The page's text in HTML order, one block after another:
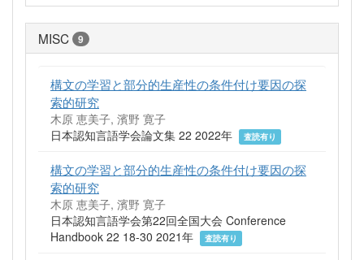
MISC 9
構文の学習と部分的生産性の条件付け要因の探
索的研究
木原 恵美子, 濱野 寛子
日本認知言語学会論文集 22 2022年
査読有り
構文の学習と部分的生産性の条件付け要因の探
索的研究
木原 恵美子, 濱野 寛子
日本認知言語学会第22回全国大会 Conference
Handbook 22 18-30 2021年
査読有り